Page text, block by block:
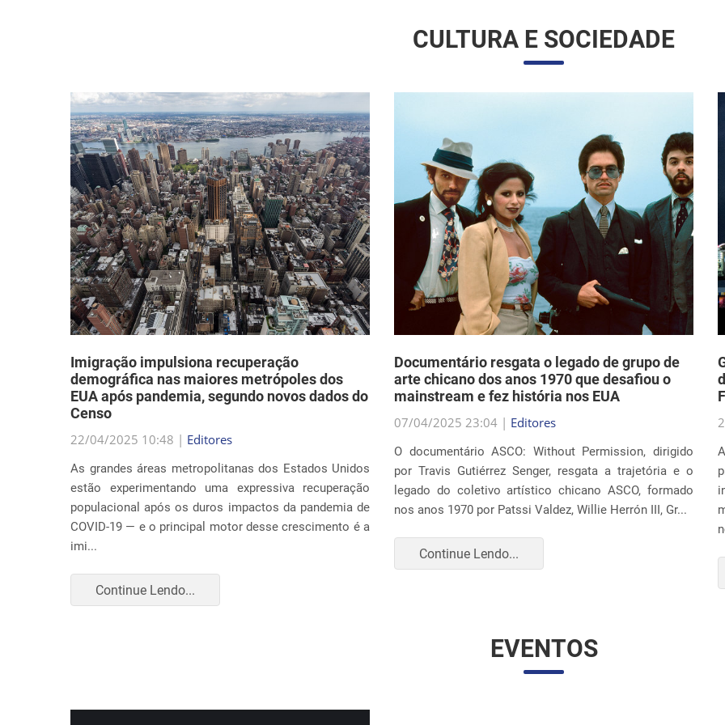
Imigração impulsiona recuperação
demográfica nas maiores metrópoles dos
EUA após pandemia, segundo novos dados do
Censo
22/04/2025 10:48 |Editores
estão experimentando uma expressiva recuperação
populacional após os duros impactos da pandemia de
COVID-19 — e o principal motor desse crescimento é a
imi...
Continue Lendo...
Documentário resgata o legado de grupo de
arte chicano dos anos 1970 que desafiou o
mainstream e fez história nos EUA
07/04/2025 23:04 |Editores
por Travis Gutiérrez Senger, resgata a trajetória e o
legado do coletivo artístico chicano ASCO, formado
nos anos 1970 por Patssi Valdez, Willie Herrón III, Gr...
Continue Lendo...